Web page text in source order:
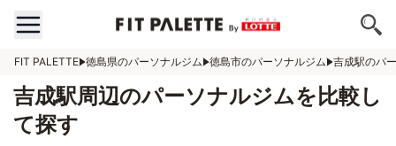
FIT PALETTE 徳島県のパーソナルジム 徳島市のパーソナルジム 吉成駅のパ
吉成駅周辺のパーソナルジムを比較し
て探す